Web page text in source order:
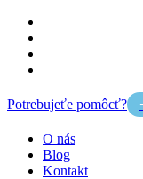
Potrebujeťe pomôcť?
O nás
Blog
Kontakt